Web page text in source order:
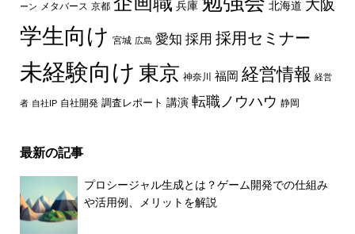
ーン メタバース 京都 兵庫 北海道 大阪
学生向け 宮城 広島 愛知 採用 採用セミナー
未経験向け 東京 神奈川 福岡 経営情報 経営
者 自社IP 自社開発 調査レポート 講演 転職ノウハウ 静岡
最新の記事
プロシージャル生成とは？ゲーム開発での仕組み
や活用例、メリットを解説